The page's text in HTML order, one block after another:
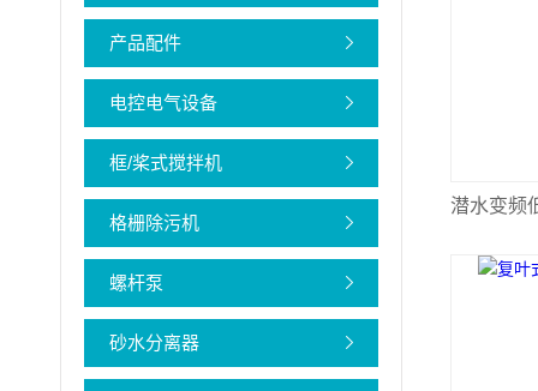
产品配件
电控电气设备
框/桨式搅拌机
格栅除污机
螺杆泵
砂水分离器
潜水变频